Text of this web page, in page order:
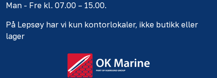
Man - Fre kl. 07.00 – 15.00.
På Lepsøy har vi kun kontorlokaler, ikke butikk eller
lager